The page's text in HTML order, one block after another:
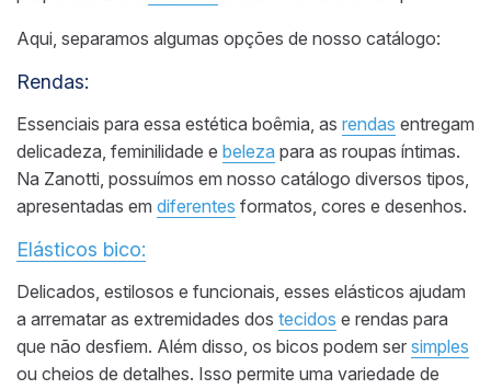
Aqui, separamos algumas opções de nosso catálogo:
Rendas:
Essenciais para essa estética boêmia, as rendas entregam
delicadeza, feminilidade e beleza para as roupas íntimas.
Na Zanotti, possuímos em nosso catálogo diversos tipos,
apresentadas em diferentes formatos, cores e desenhos.
Elásticos bico:
Delicados, estilosos e funcionais, esses elásticos ajudam
a arrematar as extremidades dos tecidos e rendas para
que não desfiem. Além disso, os bicos podem ser simples
ou cheios de detalhes. Isso permite uma variedade de